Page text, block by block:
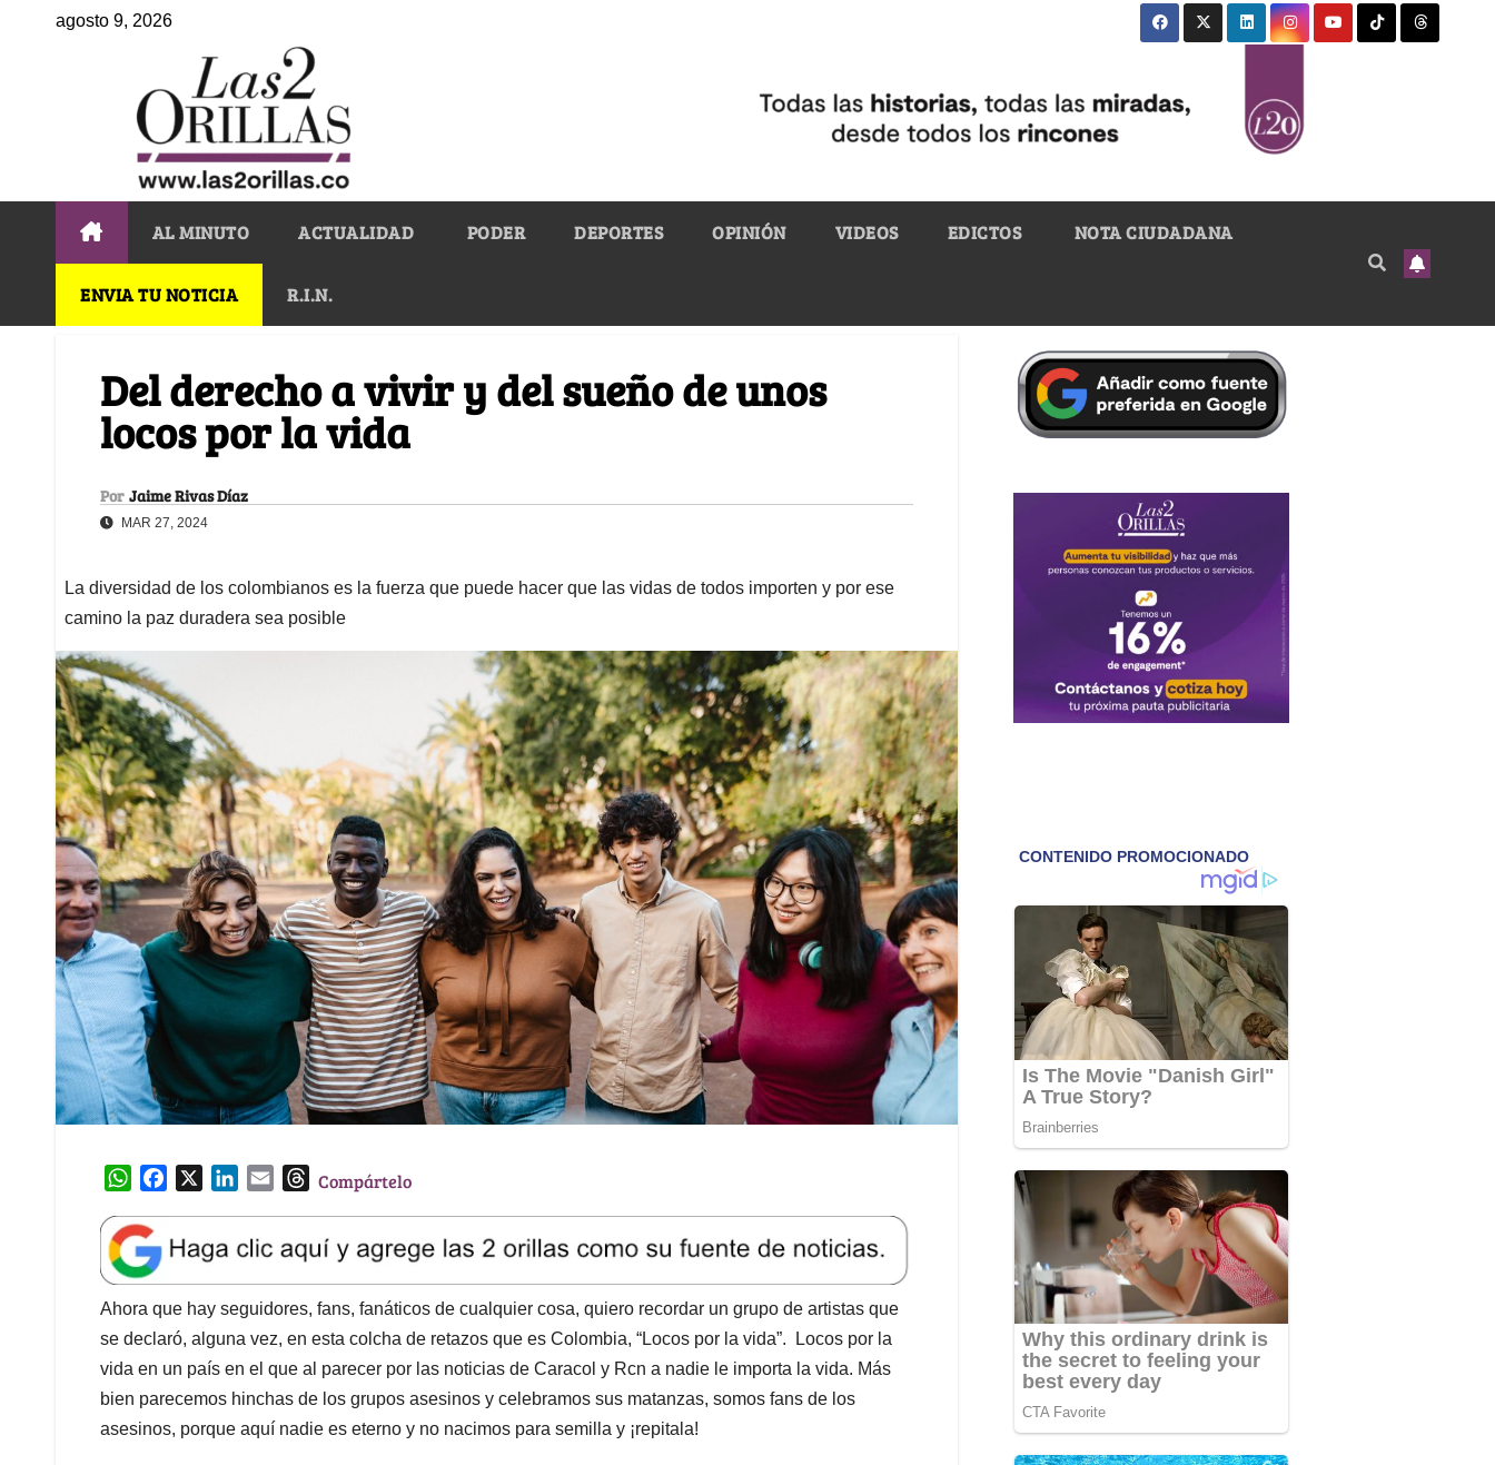
agosto 9, 2026
AL MINUTO ACTUALIDAD PODER DEPORTES OPINIÓN VIDEOS EDICTOS NOTA CIUDADANA
ENVIA TU NOTICIA R.I.N.
Del derecho a vivir y del sueño de unos
locos por la vida
Por Jaime Rivas Díaz
MAR 27, 2024
La diversidad de los colombianos es la fuerza que puede hacer que las vidas de todos importen y por ese
camino la paz duradera sea posible
W
a
t
s
A
p
p
e
b
o
o
k
k
e
d
I
n
l
T
e
a
d
s
Compártelo
Ahora que hay seguidores, fans, fanáticos de cualquier cosa, quiero recordar un grupo de artistas que
se declaró, alguna vez, en esta colcha de retazos que es Colombia, “Locos por la vida”. Locos por la
vida en un país en el que al parecer por las noticias de Caracol y Rcn a nadie le importa la vida. Más
bien parecemos hinchas de los grupos asesinos y celebramos sus matanzas, somos fans de los
asesinos, porque aquí nadie es eterno y no nacimos para semilla y ¡repitala!